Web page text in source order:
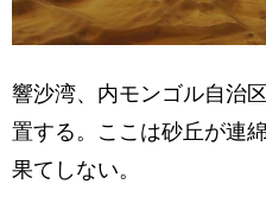
響沙湾、内モンゴル自治
置する。ここは砂丘が連
果てしない。